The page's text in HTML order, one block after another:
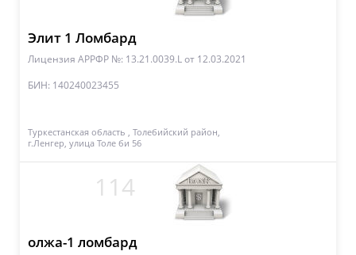
Элит 1 Ломбард
Лицензия АРРФР №: 13.21.0039.Lот 12.03.2021
БИН: 140240023455
Туркестанская область , Толебийский район,
г.Ленгер, улица Толе би 56
114
олжа-1 ломбард